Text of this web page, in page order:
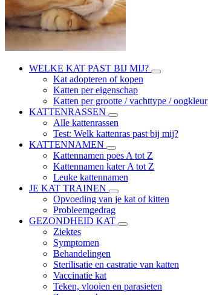
WELKE KAT PAST BIJ MIJ?
Kat adopteren of kopen
Katten per eigenschap
Katten per grootte / vachttype / oogkleur
KATTENRASSEN
Alle kattenrassen
Test: Welk kattenras past bij mij?
KATTENNAMEN
Kattennamen poes A tot Z
Kattennamen kater A tot Z
Leuke kattennamen
JE KAT TRAINEN
Opvoeding van je kat of kitten
Probleemgedrag
GEZONDHEID KAT
Ziektes
Symptomen
Behandelingen
Sterilisatie en castratie van katten
Vaccinatie kat
Teken, vlooien en parasieten